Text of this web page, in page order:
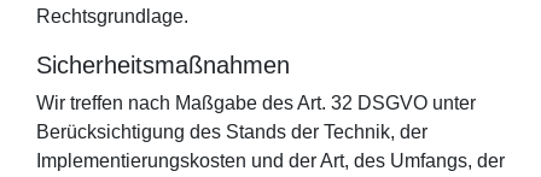
Rechtsgrundlage.
Sicherheitsmaßnahmen
Wir treffen nach Maßgabe des Art. 32 DSGVO unter
Berücksichtigung des Stands der Technik, der
Implementierungskosten und der Art, des Umfangs, der